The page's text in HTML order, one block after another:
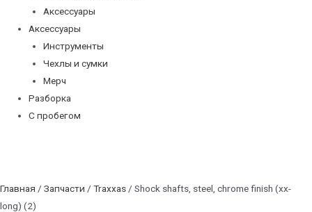
Аксессуары
Аксессуары
Инструменты
Чехлы и сумки
Мерч
Разборка
С пробегом
Главная / Запчасти / Traxxas / Shock shafts, steel, chrome finish (xx-
long) (2)